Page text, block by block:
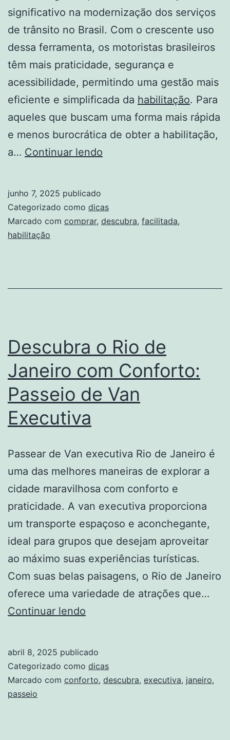
significativo na modernização dos serviços
de trânsito no Brasil. Com o crescente uso
dessa ferramenta, os motoristas brasileiros
têm mais praticidade, segurança e
acessibilidade, permitindo uma gestão mais
eficiente e simplificada da habilitação. Para
aqueles que buscam uma forma mais rápida
e menos burocrática de obter a habilitação,
a… Continuar lendo
Facilitada:
Descubra
junho 7, 2025 publicado
Categorizado como dicas
Marcado com comprar, descubra, facilitada,
habilitação
Descubra o Rio de
Janeiro com Conforto:
Passeio de Van
Executiva
Passear de Van executiva Rio de Janeiro é
uma das melhores maneiras de explorar a
cidade maravilhosa com conforto e
praticidade. A van executiva proporciona
um transporte espaçoso e aconchegante,
ideal para grupos que desejam aproveitar
ao máximo suas experiências turísticas.
Com suas belas paisagens, o Rio de Janeiro
oferece uma variedade de atrações que…
Continuar lendo
de
Janeiro
abril 8, 2025 publicado
Categorizado como dicas
Marcado com conforto, descubra, executiva, janeiro,
passeio